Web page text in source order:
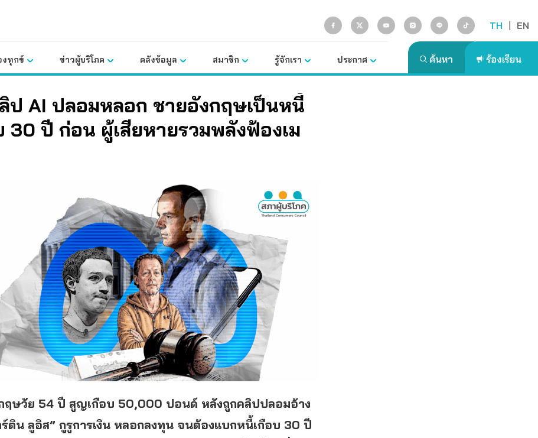
TH | EN
งทุกข์ ข่าวผู้บริโภค คลังข้อมูล สมาชิก รู้จักเรา ประกาศ
ป AI ปลอมหลอก ชายอังกฤษเป็นหนี้
30 ปี ก่อน ผู้เสียหายรวมพลังฟ้องเม
ฤษวัย 54 ปี สูญเกือบ 50,000 ปอนด์ หลังถูกคลิปปลอมอ้าง
ติน ลูอิส” กูรูการเงิน หลอกลงทุน จนต้องแบกหนี้เกือบ 30 ปี